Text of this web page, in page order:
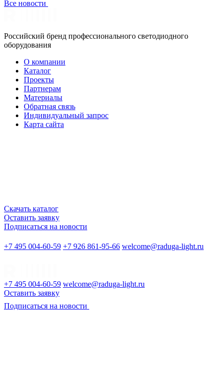
Все новости
Российский бренд профессионального светодиодного
оборудования
О компании
Каталог
Проекты
Партнерам
Материалы
Обратная связь
Индивидуальный запрос
Карта сайта
Скачать каталог
Оставить заявку
Подписаться на новости
+7 495 004-60-59 +7 926 861-95-66 welcome@raduga-light.ru
+7 495 004-60-59 welcome@raduga-light.ru
Оставить заявку
Подписаться на новости